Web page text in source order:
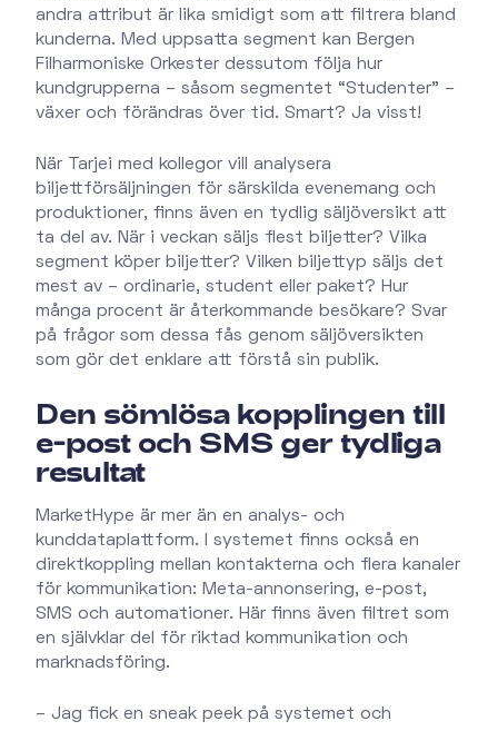
andra attribut är lika smidigt som att filtrera bland
kunderna. Med uppsatta segment kan Bergen
Filharmoniske Orkester dessutom följa hur
kundgrupperna – såsom segmentet “Studenter” –
växer och förändras över tid. Smart? Ja visst!
När Tarjei med kollegor vill analysera
biljettförsäljningen för särskilda evenemang och
produktioner, finns även en tydlig säljöversikt att
ta del av. När i veckan säljs flest biljetter? Vilka
segment köper biljetter? Vilken biljettyp säljs det
mest av – ordinarie, student eller paket? Hur
många procent är återkommande besökare? Svar
på frågor som dessa fås genom säljöversikten
som gör det enklare att förstå sin publik.
Den sömlösa kopplingen till
e-post och SMS ger tydliga
resultat
MarketHype är mer än en analys- och
kunddataplattform. I systemet finns också en
direktkoppling mellan kontakterna och flera kanaler
för kommunikation: Meta-annonsering, e-post,
SMS och automationer. Här finns även filtret som
en självklar del för riktad kommunikation och
marknadsföring.
– Jag fick en sneak peek på systemet och